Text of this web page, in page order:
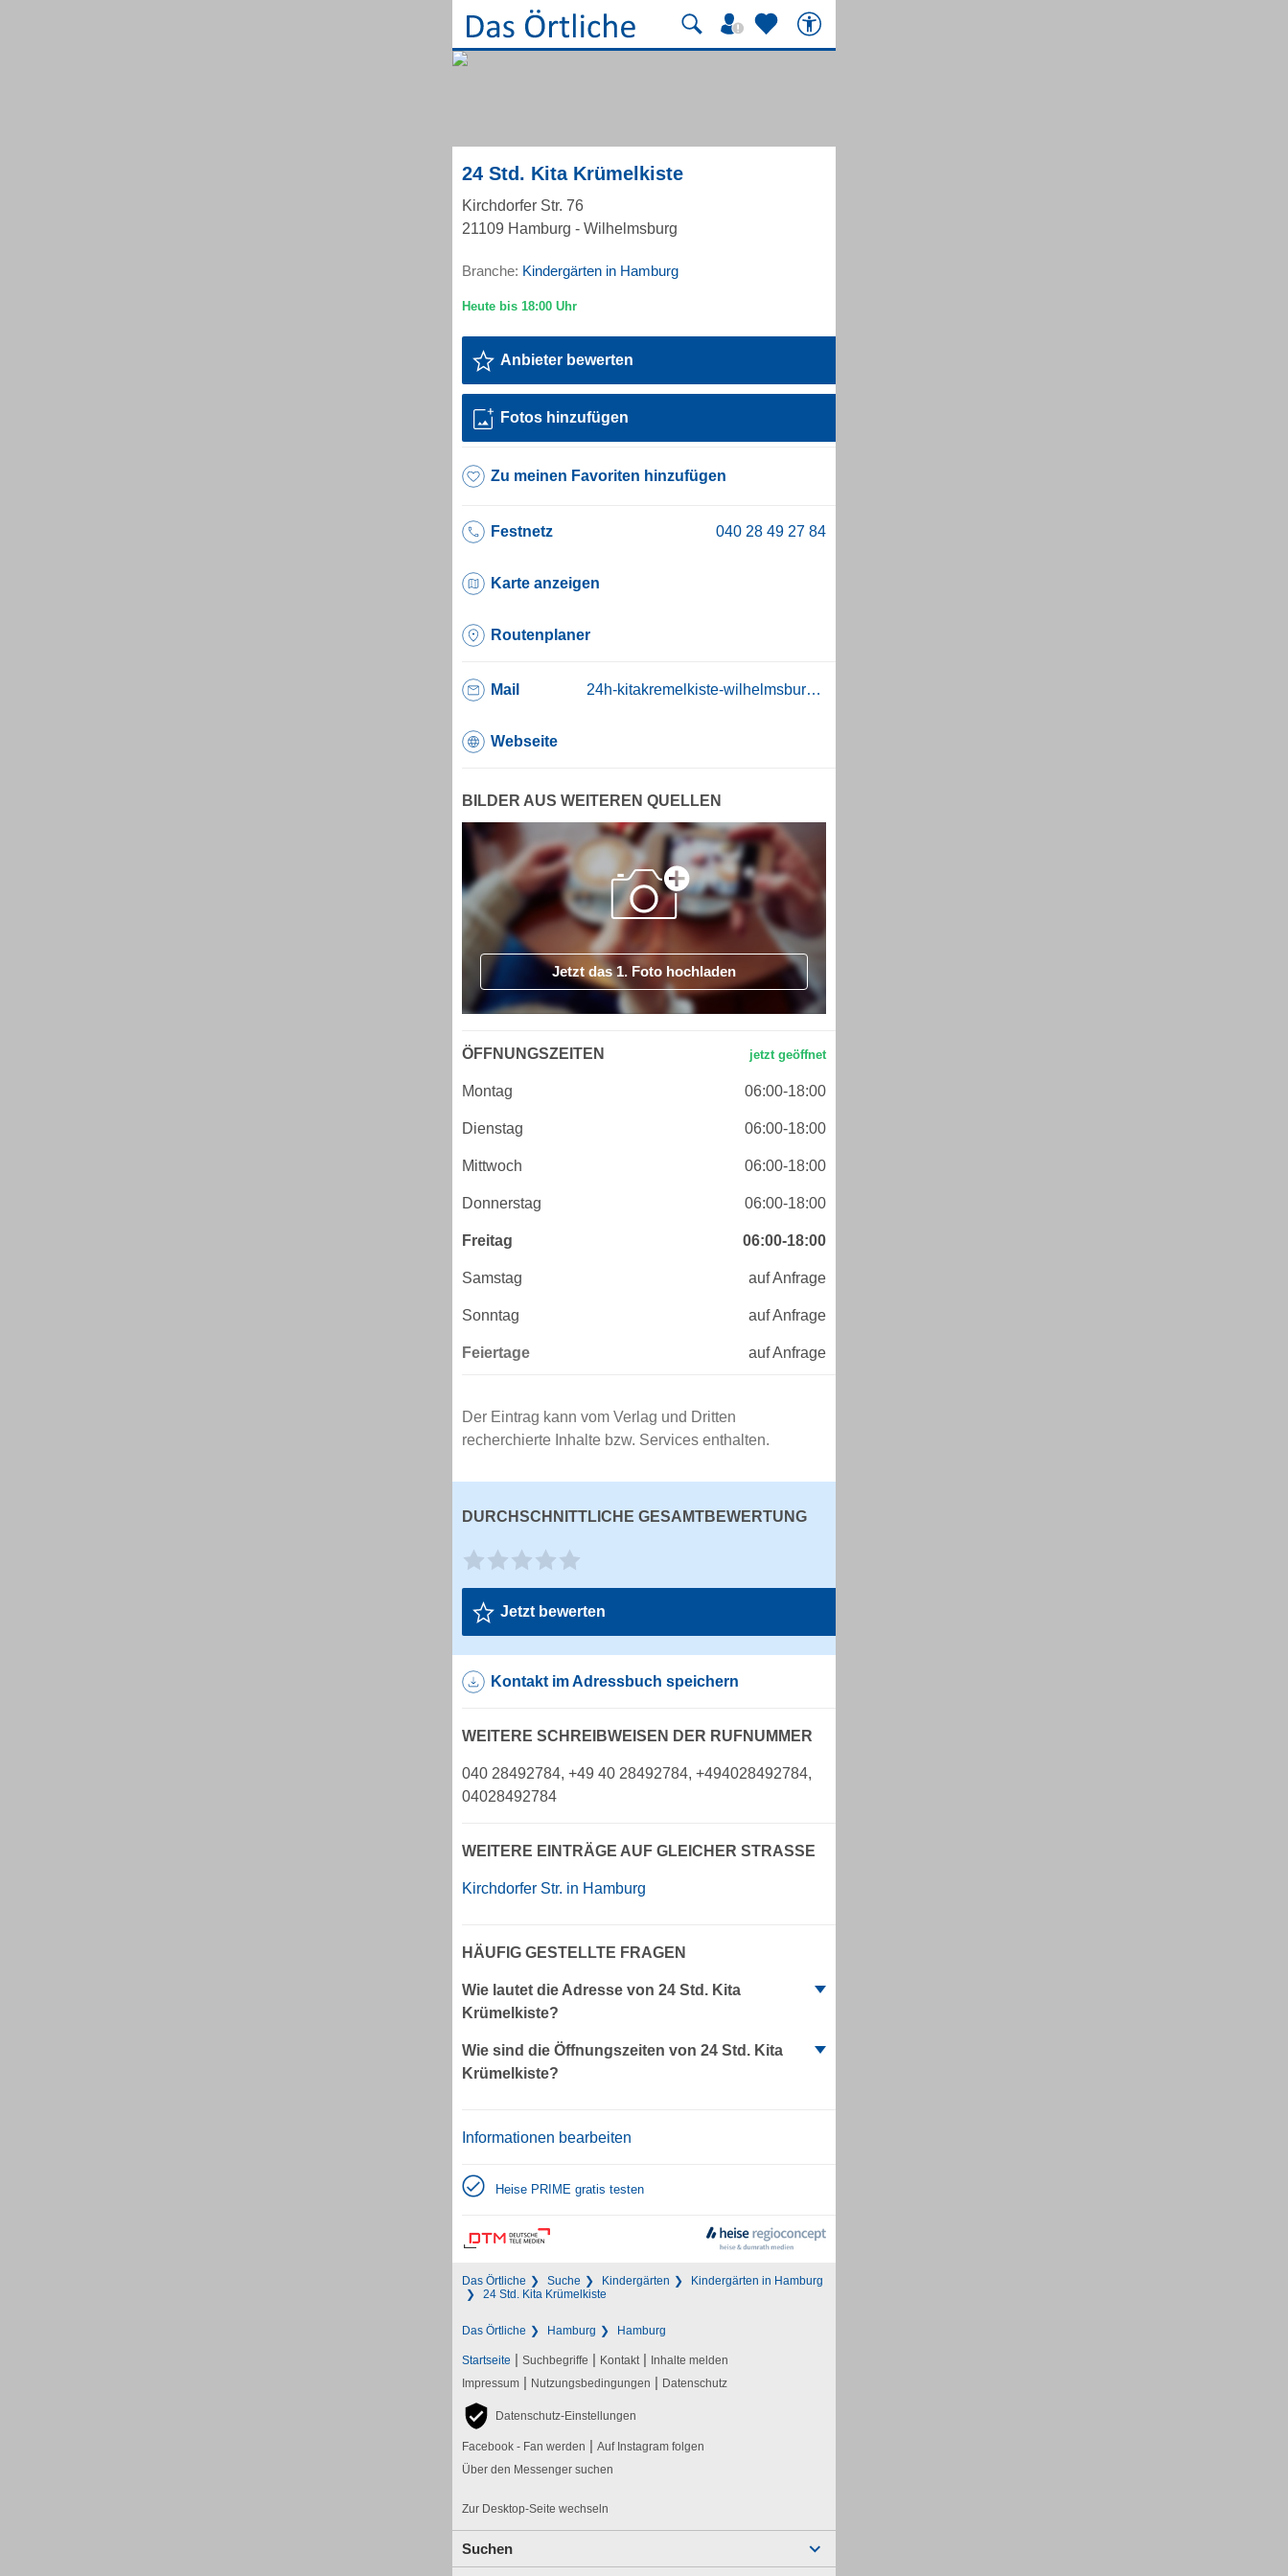
24 Std. Kita Krümelkiste
Kirchdorfer Str. 76
21109 Hamburg - Wilhelmsburg
Branche: Kindergärten in Hamburg
Anbieter bewerten
Fotos hinzufügen
Zu meinen Favoriten hinzufügen
Festnetz
Karte anzeigen
Routenplaner
Mail 24h-kitakremelkiste-wilhelmsburg@gmail.de
Webseite
BILDER AUS WEITEREN QUELLEN
Jetzt das 1. Foto hochladen
ÖFFNUNGSZEITEN
Montag 06:00-18:00
Dienstag 06:00-18:00
Mittwoch 06:00-18:00
Donnerstag 06:00-18:00
Freitag 06:00-18:00
Samstag auf Anfrage
Sonntag auf Anfrage
Feiertage auf Anfrage
Der Eintrag kann vom Verlag und Dritten
recherchierte Inhalte bzw. Services enthalten.
DURCHSCHNITTLICHE GESAMTBEWERTUNG
Jetzt bewerten
Kontakt im Adressbuch speichern
WEITERE SCHREIBWEISEN DER RUFNUMMER
040 28492784, +49 40 28492784, +494028492784,
04028492784
WEITERE EINTRÄGE AUF GLEICHER STRASSE
Kirchdorfer Str. in Hamburg
HÄUFIG GESTELLTE FRAGEN
Wie lautet die Adresse von 24 Std. Kita
Krümelkiste?
Wie sind die Öffnungszeiten von 24 Std. Kita
Krümelkiste?
Informationen bearbeiten
Heise PRIME gratis testen
Das Örtliche Suche Kindergärten
Kindergärten in Hamburg
24 Std. Kita Krümelkiste
Das Örtliche Hamburg Hamburg
Startseite | Suchbegriffe | Kontakt | Inhalte melden
Impressum | Nutzungsbedingungen | Datenschutz
Datenschutz-Einstellungen
Facebook - Fan werden | Auf Instagram folgen
Über den Messenger suchen
Zur Desktop-Seite wechseln
Suchen